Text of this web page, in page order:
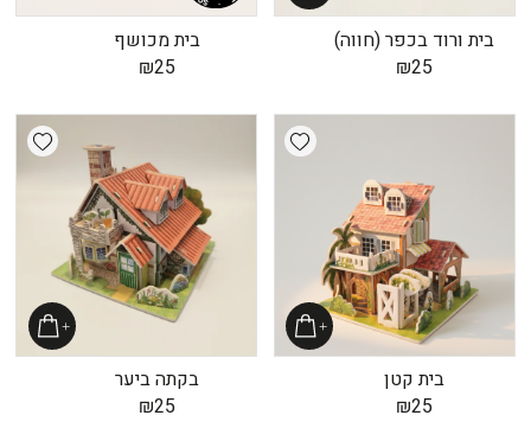
בית ורוד בכפר (חווה)
₪25
בית מכושף
₪25
Add wishlist
בית קטן
₪25
בקתה ביער
₪25